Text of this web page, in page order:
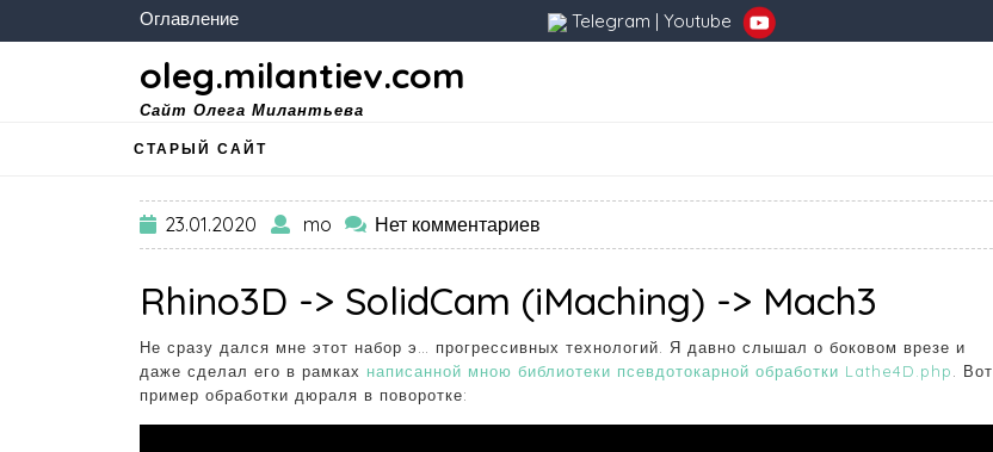
Оглавление Telegram | Youtube
oleg.milantiev.com
Сайт Олега Милантьева
СТАРЫЙ САЙТ
23.01.2020 mo Нет комментариев
Rhino3D -> SolidCam (iMaching) -> Mach3
Не сразу дался мне этот набор э… прогрессивных технологий. Я давно слышал о боковом врезе и
даже сделал его в рамках написанной мною библиотеки псевдотокарной обработки Lathe4D.php
. Вот
пример обработки дюраля в поворотке: